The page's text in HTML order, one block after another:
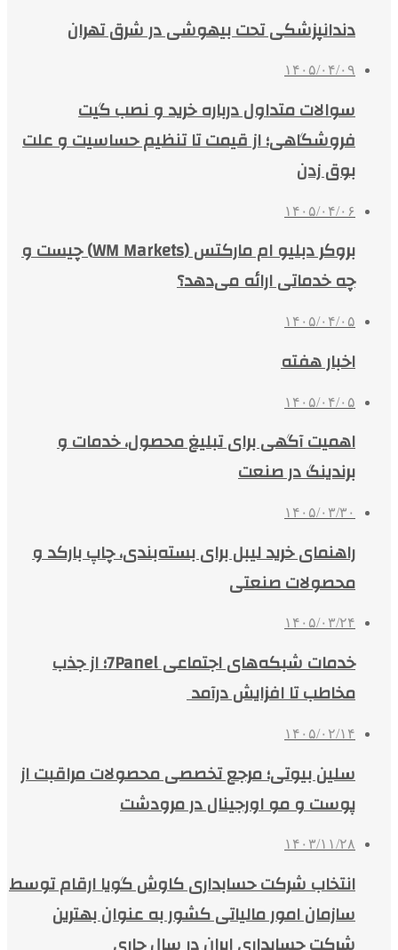
دندانپزشکی تحت بیهوشی در شرق تهران
۱۴۰۵/۰۴/۰۹
سوالات متداول درباره خرید و نصب گیت
فروشگاهی؛ از قیمت تا تنظیم حساسیت و علت
بوق زدن
۱۴۰۵/۰۴/۰۶
بروکر دبلیو ام مارکتس (WM Markets) چیست و
چه خدماتی ارائه می‌دهد؟
۱۴۰۵/۰۴/۰۵
اخبار هفته
۱۴۰۵/۰۴/۰۵
اهمیت آگهی برای تبلیغ محصول، خدمات و
برندینگ در صنعت
۱۴۰۵/۰۳/۳۰
راهنمای خرید لیبل برای بسته‌بندی، چاپ بارکد و
محصولات صنعتی
۱۴۰۵/۰۳/۲۴
خدمات شبکه‌های اجتماعی 7Panel؛ از جذب
مخاطب تا افزایش درآمد
۱۴۰۵/۰۲/۱۴
سلین بیوتی؛ مرجع تخصصی محصولات مراقبت از
پوست و مو اورجینال در مرودشت
۱۴۰۳/۱۱/۲۸
انتخاب شرکت حسابداری کاوش گویا ارقام توسط
سازمان امور مالیاتی کشور به عنوان بهترین